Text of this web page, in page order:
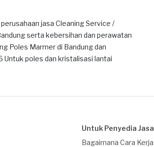
jasa Cleaning Service /
serta kebersihan dan perawatan
Poles Marmer di Bandung dan
Untuk poles dan kristalisasi lantai
Untuk Penyedia Jasa
Bagaimana Cara Kerja